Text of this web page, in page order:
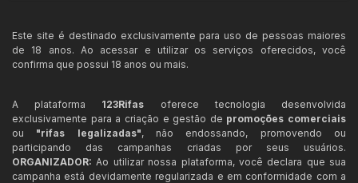
Este site é destinado exclusivamente para uso de pessoas maiores
de 18 anos. Ao acessar e utilizar os serviços oferecidos, você
confirma que possui 18 anos ou mais.
A plataforma 123Rifas oferece tecnologia desenvolvida
exclusivamente para a criação e gestão de promoções comerciais
ou "rifas legalizadas", não endossando, promovendo ou
participando das campanhas criadas por seus usuários.
ORGANIZADOR: Ao utilizar nossa plataforma, você declara que sua
campanha está devidamente regularizada e em conformidade com a